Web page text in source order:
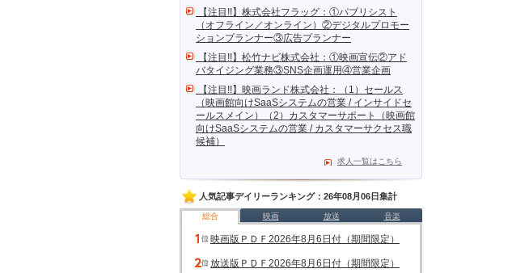
【注目!!】株式会社フラッグ：①パブリシスト
（オフライン／オンライン）②デジタルプロモー
ションプランナー③広告プランナー
【注目!!】松竹ナビ株式会社：①映画宣伝②アド
バタイジング業務③SNS企画運用④営業企画
【注目!!】映画ランド株式会社：（1）セールス
（映画館向けSaaSシステムの営業 / インサイドセ
ールスメイン）（2）カスタマーサポート（映画館
向けSaaSシステムの営業 / カスタマーサクセス職
候補）
求人一覧はこちら
人気記事デイリーランキング：26年08月06日集計
総合 映画 放送 音楽
映画版ＰＤＦ2026年8月6日付（期間限定）
放送版ＰＤＦ2026年8月6日付（期間限定）